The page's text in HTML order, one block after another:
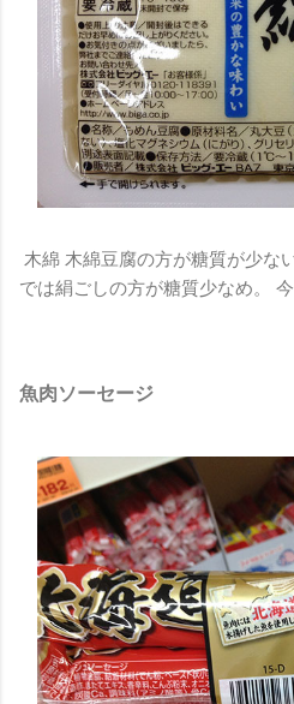
木綿 木綿豆腐の方が糖質が少な
では絹ごしの方が糖質少なめ。
魚肉ソーセージ